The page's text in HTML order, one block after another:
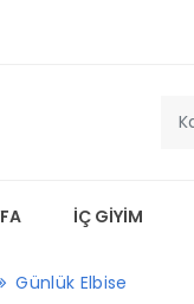
İÇ GİYİM
Günlük Elbise